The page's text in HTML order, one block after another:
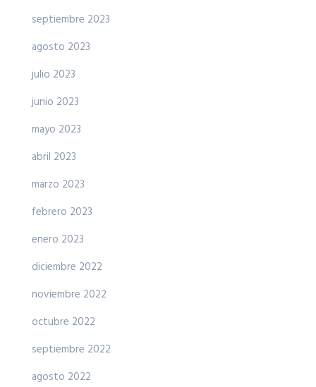
septiembre 2023
agosto 2023
julio 2023
junio 2023
mayo 2023
abril 2023
marzo 2023
febrero 2023
enero 2023
diciembre 2022
noviembre 2022
octubre 2022
septiembre 2022
agosto 2022